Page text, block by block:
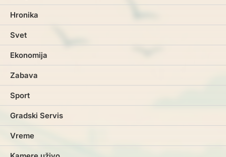
Hronika
Svet
Ekonomija
Zabava
Sport
Gradski Servis
Vreme